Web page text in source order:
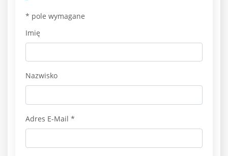
* pole wymagane
Imię
Nazwisko
Adres E-Mail *